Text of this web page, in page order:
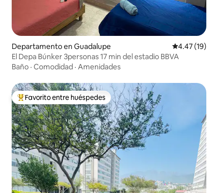
Departamento en Guadalupe Calificación
4.47 (19)
El Depa Búnker 3personas 17 min del estadio BBVA
Baño · Comodidad · Amenidades
De los mejores en Favorito entre huéspedes
Favorito entre huéspedes